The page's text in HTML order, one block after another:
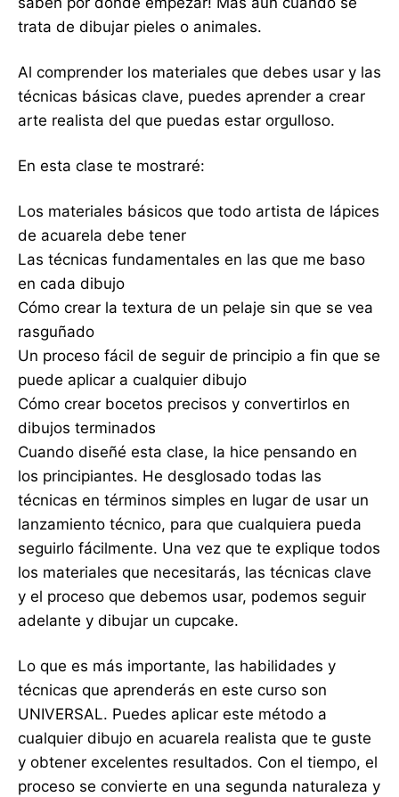
trata de dibujar pieles o animales.
Al comprender los materiales que debes usar y las
técnicas básicas clave, puedes aprender a crear
arte realista del que puedas estar orgulloso.
En esta clase te mostraré:
Los materiales básicos que todo artista de lápices
de acuarela debe tener
Las técnicas fundamentales en las que me baso
en cada dibujo
Cómo crear la textura de un pelaje sin que se vea
rasguñado
Un proceso fácil de seguir de principio a fin que se
puede aplicar a cualquier dibujo
Cómo crear bocetos precisos y convertirlos en
dibujos terminados
Cuando diseñé esta clase, la hice pensando en
los principiantes. He desglosado todas las
técnicas en términos simples en lugar de usar un
lanzamiento técnico, para que cualquiera pueda
seguirlo fácilmente. Una vez que te explique todos
los materiales que necesitarás, las técnicas clave
y el proceso que debemos usar, podemos seguir
adelante y dibujar un cupcake.
Lo que es más importante, las habilidades y
técnicas que aprenderás en este curso son
UNIVERSAL. Puedes aplicar este método a
cualquier dibujo en acuarela realista que te guste
y obtener excelentes resultados. Con el tiempo, el
proceso se convierte en una segunda naturaleza y